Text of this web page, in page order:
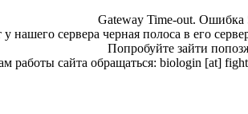
Gateway Time-out. Ошибка
нашего сервера черная полоса в его
Попробуйте зайти
работы сайта обращаться: biologin [at]